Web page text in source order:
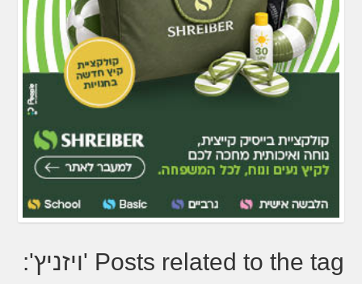
Posts related to the tag 'ויזניץ':